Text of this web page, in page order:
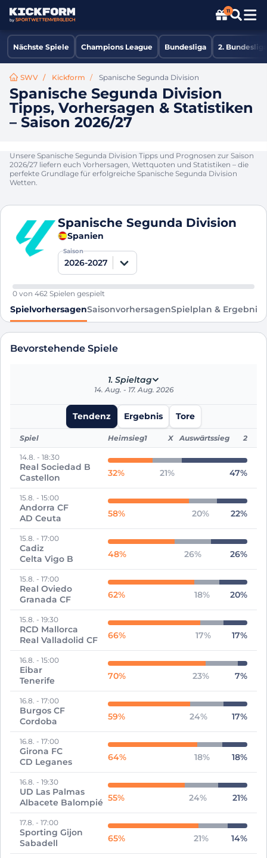
11
Nächste Spiele Champions League Bundesliga 2. Bundesliga
SWV Kickform Spanische Segunda Division
Spanische Segunda Division
Tipps, Vorhersagen & Statistiken
– Saison 2026/27
Unsere Spanische Segunda Division Tipps und Prognosen zur Saison
2026/27 liefern euch Vorhersagen, Wettquoten und Statistiken – die
perfekte Grundlage für erfolgreiche Spanische Segunda Division
Wetten.
Spanische Segunda Division
Spanien
Saison
2026-2027
0 von 462 Spielen gespielt
SpielvorhersagenSaisonvorhersagenSpielplan &
Bevorstehende Spiele
1. Spieltag
14. Aug. - 17. Aug. 2026
Tendenz Ergebnis Tore
Spiel Heimsieg1 X Auswärtssieg 2
14.8. - 18:30
Real Sociedad B
Castellon
32% 21% 47%
15.8. - 15:00
Andorra CF
AD Ceuta
58% 20% 22%
15.8. - 17:00
Cadiz
Celta Vigo B
48% 26% 26%
15.8. - 17:00
Real Oviedo
Granada CF
62% 18% 20%
15.8. - 19:30
RCD Mallorca
Real Valladolid CF
66% 17% 17%
16.8. - 15:00
Eibar
Tenerife
70% 23% 7%
16.8. - 17:00
Burgos CF
Cordoba
59% 24% 17%
16.8. - 17:00
Girona FC
CD Leganes
64% 18% 18%
16.8. - 19:30
UD Las Palmas
Albacete Balompié SAD
55% 24% 21%
17.8. - 17:00
Sporting Gijon
Sabadell
65% 21% 14%